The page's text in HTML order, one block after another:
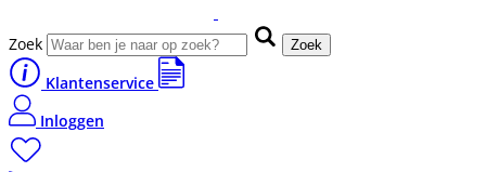
Zoek Zoek
Klantenservice
Inloggen